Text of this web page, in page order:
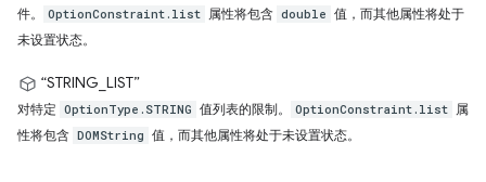
件。
OptionConstraint.list 属性将包含 double 值，而其他属性将处于
未设置状态。
“STRING_LIST”
对特定 OptionType.STRING 值列表的限制。 OptionConstraint.list 属
性将包含 DOMString 值，而其他属性将处于未设置状态。